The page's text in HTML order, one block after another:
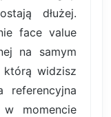
dłużej.
face value
na samym
widzisz
momencie